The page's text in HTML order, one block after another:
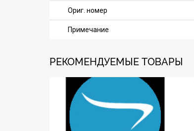
Ориг. номер
Примечание
РЕКОМЕНДУЕМЫЕ ТОВАРЫ